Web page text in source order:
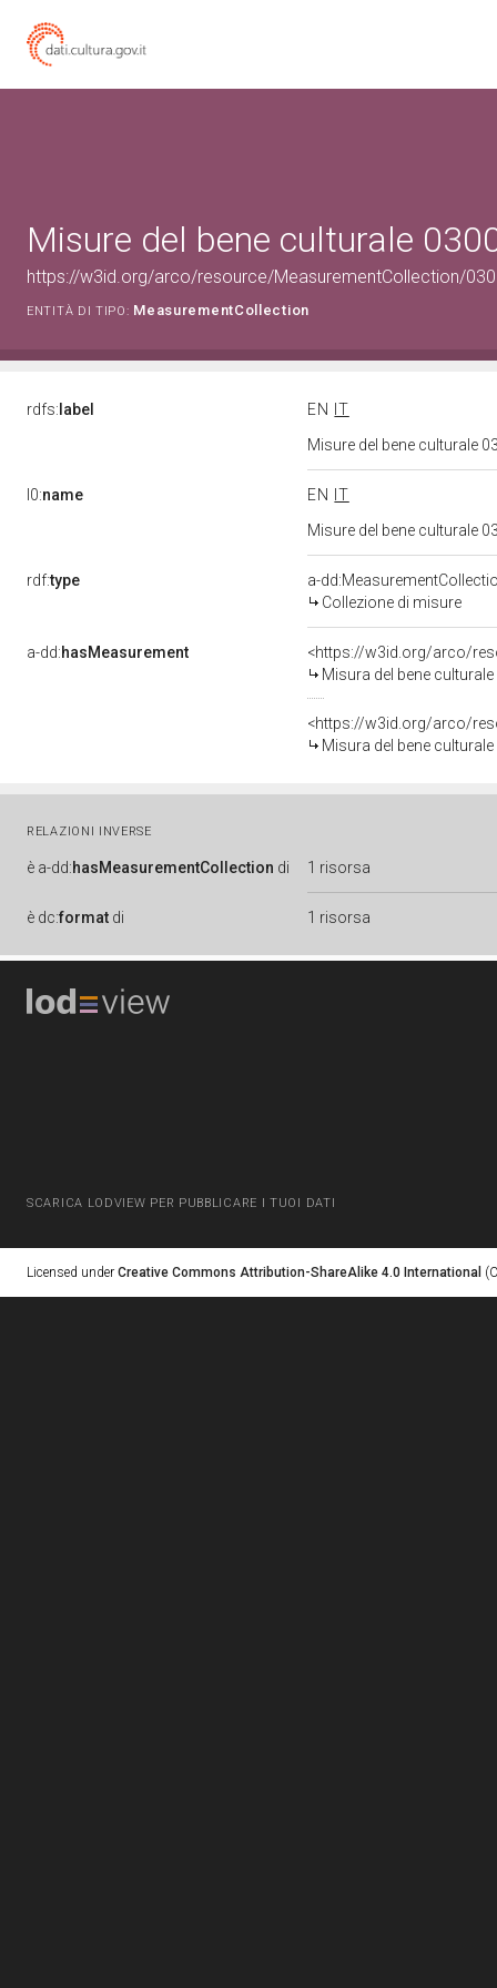
Misure del bene culturale
https://w3id.org/arco/resource/MeasurementCollection/
ENTITÀ DI TIPO: MeasurementCollection
rdfs: label EN
IT
Misure del bene culturale
l0:name EN
IT
Misure del bene culturale
rdf:type
a-
Collezione di misure
a-dd:hasMeasurement
<https://w3id.org/arco/
Misura del bene
<https://w3id.org/arco/
Misura del bene
RELAZIONI INVERSE
è a-dd:hasMeasurementCollection di 1 risorsa
è dc:format di 1 risorsa
SCARICA LODVIEW PER PUBBLICARE I TUOI DATI
Licensed under Creative Commons Attribution-ShareAlike 4.0 International